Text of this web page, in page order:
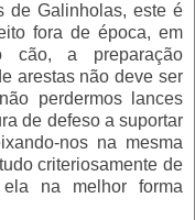
de Galinholas, este é
fora de época, em
cão, a preparação
arestas não deve ser
perdermos lances
de defeso a suportar
nos na mesma
criteriosamente de
na melhor forma